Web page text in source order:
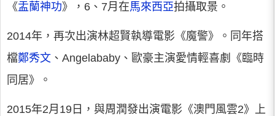
《盂蘭神功》，6、7月在馬來西亞拍攝取景。
2014年，再次出演林超賢執導電影《魔警》。同年搭
檔鄭秀文 、Angelababy、歐豪主演愛情輕喜劇《臨時
同居》。
2015年2月19日，與周潤發出演電影《澳門風雲2》上